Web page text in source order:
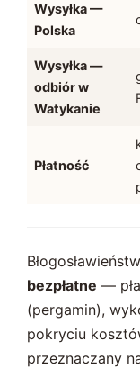
Wysyłka —
Polska
Wysyłka —
odbiór w
Watykanie
Płatność
bezpłatne —
(pergamin),
pokryciu
przeznaczany